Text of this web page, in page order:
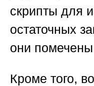
скрипты для
остаточных
они
Кроме того,